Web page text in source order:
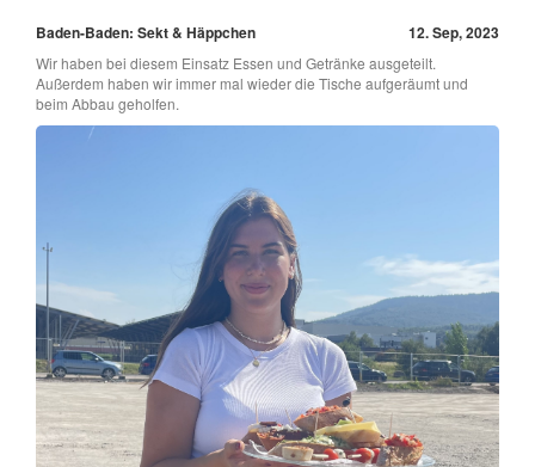
Baden-Baden: Sekt & Häppchen 12. Sep, 2023
Wir haben bei diesem Einsatz Essen und Getränke ausgeteilt.
Außerdem haben wir immer mal wieder die Tische aufgeräumt und
beim Abbau geholfen.